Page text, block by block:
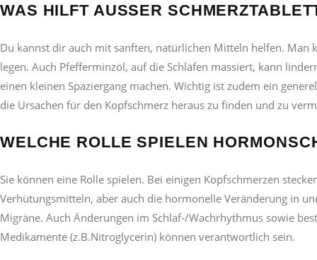
WAS HILFT AUSSER
Du kannst dir auch mit sanften, natürlichen Mitteln helfen. Man
legen. Auch Pfefferminzöl, auf die Schläfen massiert, kann
einen kleinen Spaziergang machen. Wichtig ist zudem ein
die Ursachen für den Kopfschmerz heraus zu finden und zu
WELCHE ROLLE SPIELEN
Sie können eine Rolle spielen. Bei einigen Kopfschmerzen
Verhütungsmitteln, aber auch die hormonelle Veränderung in
Migräne. Auch Änderungen im Schlaf-/Wachrhythmus sowie
Medikamente (z.B.Nitroglycerin) können verantwortlich sein.